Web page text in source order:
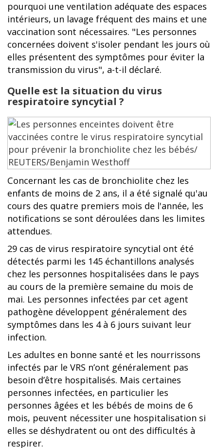
pourquoi une ventilation adéquate des espaces
intérieurs, un lavage fréquent des mains et une
vaccination sont nécessaires. "Les personnes
concernées doivent s'isoler pendant les jours où
elles présentent des symptômes pour éviter la
transmission du virus", a-t-il déclaré.
Quelle est la situation du virus
respiratoire syncytial ?
Concernant les cas de bronchiolite chez les
enfants de moins de 2 ans, il a été signalé qu'au
cours des quatre premiers mois de l'année, les
notifications se sont déroulées dans les limites
attendues.
29 cas de virus respiratoire syncytial ont été
détectés parmi les 145 échantillons analysés
chez les personnes hospitalisées dans le pays
au cours de la première semaine du mois de
mai. Les personnes infectées par cet agent
pathogène développent généralement des
symptômes dans les 4 à 6 jours suivant leur
infection.
Les adultes en bonne santé et les nourrissons
infectés par le VRS n’ont généralement pas
besoin d’être hospitalisés. Mais certaines
personnes infectées, en particulier les
personnes âgées et les bébés de moins de 6
mois, peuvent nécessiter une hospitalisation si
elles se déshydratent ou ont des difficultés à
respirer.